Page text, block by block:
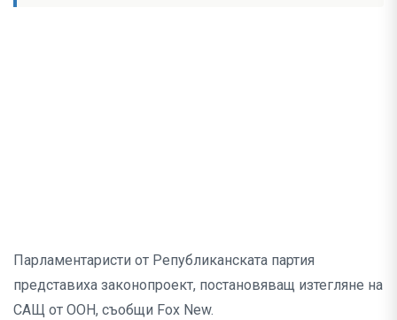
Парламентаристи от Републиканската партия
представиха законопроект, постановяващ изтегляне на
САЩ от ООН, съобщи Fox New.